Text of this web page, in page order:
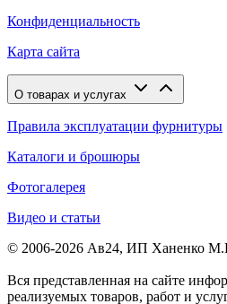
Конфиденциальность
Карта сайта
О товарах и услугах
Правила эксплуатации фурнитуры
Каталоги и брошюры
Фотогалерея
Видео и статьи
© 2006-2026 Ав24, ИП Ханенко
Вся представленная на сайте
реализуемых товаров, работ и